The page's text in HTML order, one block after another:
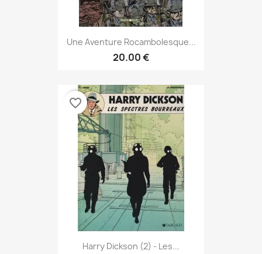
Une Aventure Rocambolesque...
20.00 €
Harry Dickson (2) - Les...
favorite_border